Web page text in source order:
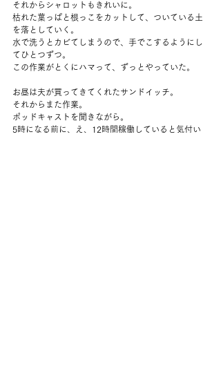
それからシャロットもきれいに。
枯れた葉っぱと根っこをカットして、ついている土
を落としていく。
水で洗うとカビてしまうので、手でこするようにし
てひとつずつ。
この作業がとくにハマって、ずっとやっていた。
お昼は夫が買ってきてくれたサンドイッチ。
それからまた作業。
ポッドキャストを聞きながら。
5時になる前に、え、12時間稼働していると気付い